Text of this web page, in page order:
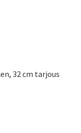
32 cm tarjous